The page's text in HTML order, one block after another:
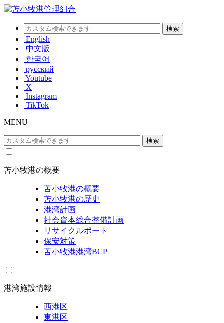
English
中文版
한국어
русский
Youtube
X
Instagram
TikTok
MENU
苫小牧港の概要
苫小牧港の概要
苫小牧港の歴史
港湾計画
社会資本総合整備計画
リサイクルポート
保安対策
苫小牧港港湾BCP
港湾施設情報
西港区
東港区